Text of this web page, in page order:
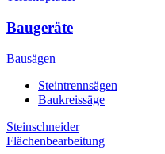
Baugeräte
Bausägen
Steintrennsägen
Baukreissäge
Steinschneider
Flächenbearbeitung